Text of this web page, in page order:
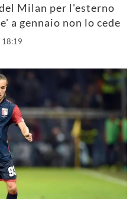
Milan per l'esterno
a gennaio non lo cede
18:19